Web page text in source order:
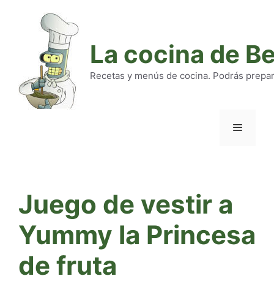
La cocina de
Recetas y menús de cocina. Podrás
Juego de vestir a
Yummy la Princesa
de fruta